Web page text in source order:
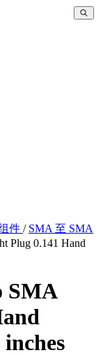
件 / SMA 至 SMA
Plug 0.141 Hand
SMA